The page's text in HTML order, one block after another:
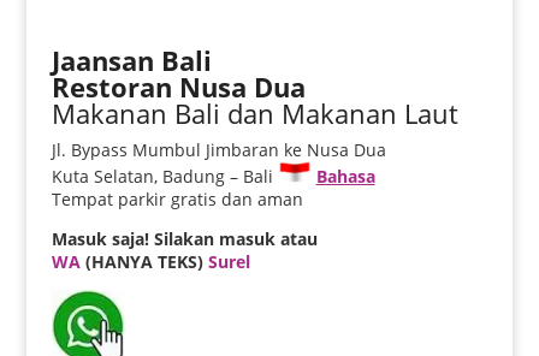
Jaansan Bali
Restoran Nusa Dua
Makanan Bali dan Makanan Laut
Jl. Bypass Mumbul Jimbaran ke Nusa Dua
Kuta Selatan, Badung – Bali
Bahasa
Tempat parkir gratis dan aman
Masuk saja! Silakan masuk atau
WA(HANYA TEKS) Surel